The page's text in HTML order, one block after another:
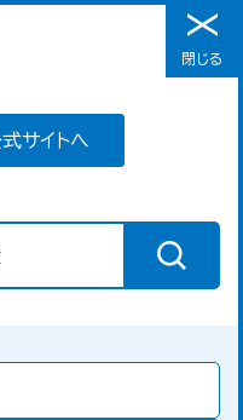
メニュー
サイトへ
閉じる